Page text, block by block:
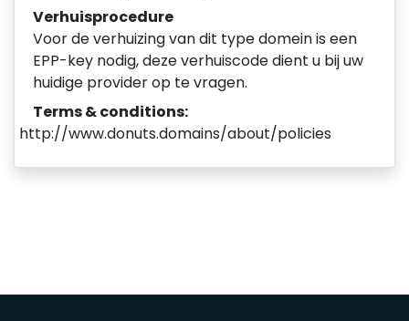
Verhuisprocedure
Voor de verhuizing van dit type domein is een
EPP-key nodig, deze verhuiscode dient u bij uw
huidige provider op te vragen.
Terms & conditions:
http://www.donuts.domains/about/policies